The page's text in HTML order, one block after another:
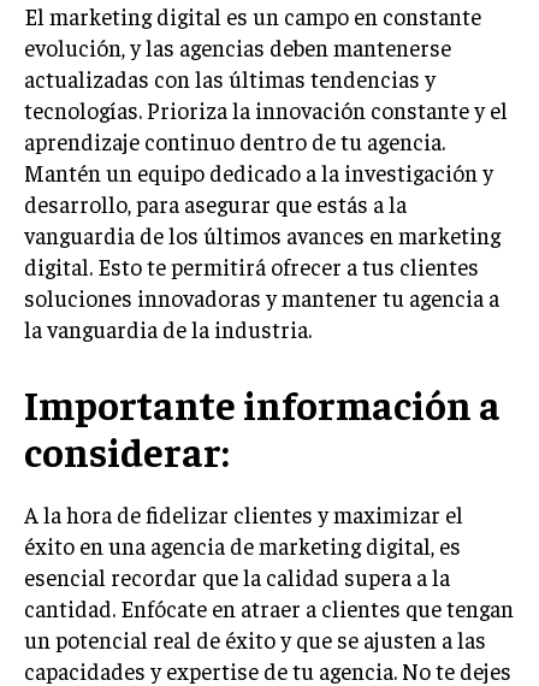
LOGÍSTICA EMPRESARIAL
CALIDAD Y MEJORA CONTINUA
TALENTOS
RECURSOS HUMANOS Y GESTIÓN DEL
TALENTO
COMPENSACIÓN Y BENEFICIOS
RECLUTAMIENTO Y SELECCIÓN
DESARROLLO DE PERSONAL
CULTURA Y CLIMA ORGANIZACIONAL
ÉTICA EMPRESARIAL Y RESPONSABILIDAD
Acerca de Últimas entradas
El marketing digital es un campo en constante
evolución, y las agencias deben mantenerse
actualizadas con las últimas tendencias y
tecnologías. Prioriza la innovación constante y el
aprendizaje continuo dentro de tu agencia.
Mantén un equipo dedicado a la investigación y
desarrollo, para asegurar que estás a la
vanguardia de los últimos avances en marketing
digital. Esto te permitirá ofrecer a tus clientes
soluciones innovadoras y mantener tu agencia a
la vanguardia de la industria.
Importante información a
considerar:
A la hora de fidelizar clientes y maximizar el
éxito en una agencia de marketing digital, es
esencial recordar que la calidad supera a la
cantidad. Enfócate en atraer a clientes que tengan
un potencial real de éxito y que se ajusten a las
capacidades y expertise de tu agencia. No te dejes